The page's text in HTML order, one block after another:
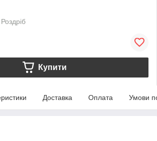
Роздріб
Купити
Доставка Оплата Умови